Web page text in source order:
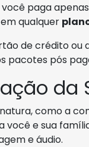
você paga
qualquer
de crédito ou
pacotes pós
da
como a
você e sua
e áudio.